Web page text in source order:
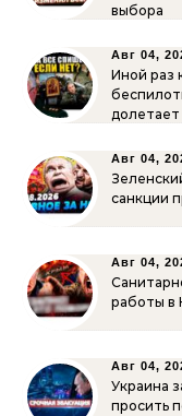
выбора
Авг 04,
Иной раз
долетает
Авг 04,
санкции
Авг 04,
работы в
Авг 04,
Украина
просить